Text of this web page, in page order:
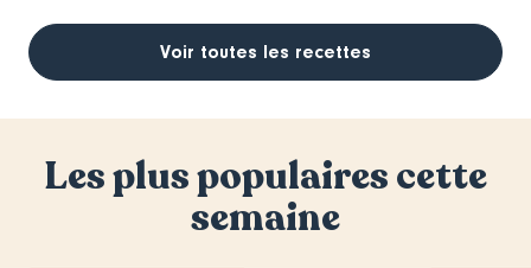
Voir toutes les recettes
Les plus populaires cette
semaine